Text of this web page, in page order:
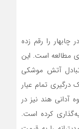
چابهار را رقم زده
مطالعه است. این
آتش موشکی
درگیری تمام عیار
آدانی هند نیز در
کرده است.